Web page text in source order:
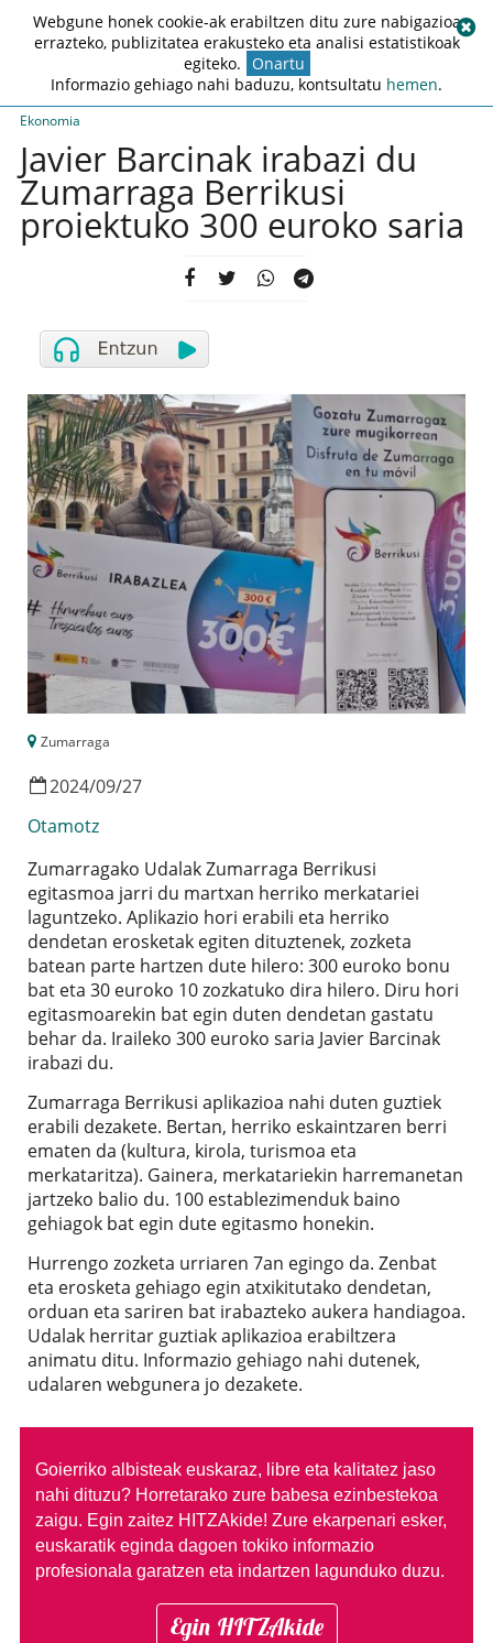
Ekonomia
Javier Barcinak irabazi du
Zumarraga Berrikusi
proiektuko 300 euroko saria
Zumarraga
2024/09/27
Otamotz
Zumarragako Udalak Zumarraga Berrikusi
egitasmoa jarri du martxan herriko merkatariei
laguntzeko. Aplikazio hori erabili eta herriko
dendetan erosketak egiten dituztenek, zozketa
batean parte hartzen dute hilero: 300 euroko bonu
bat eta 30 euroko 10 zozkatuko dira hilero. Diru hori
egitasmoarekin bat egin duten dendetan gastatu
behar da. Iraileko 300 euroko saria Javier Barcinak
irabazi du.
Zumarraga Berrikusi aplikazioa nahi duten guztiek
erabili dezakete. Bertan, herriko eskaintzaren berri
ematen da (kultura, kirola, turismoa eta
merkataritza). Gainera, merkatariekin harremanetan
jartzeko balio du. 100 establezimenduk baino
gehiagok bat egin dute egitasmo honekin.
Hurrengo zozketa urriaren 7an egingo da. Zenbat
eta erosketa gehiago egin atxikitutako dendetan,
orduan eta sariren bat irabazteko aukera handiagoa.
Udalak herritar guztiak aplikazioa erabiltzera
animatu ditu. Informazio gehiago nahi dutenek,
udalaren webgunera jo dezakete.
Goierriko albisteak euskaraz, libre eta kalitatez jaso
nahi dituzu? Horretarako zure babesa ezinbestekoa
zaigu. Egin zaitez HITZAkide! Zure ekarpenari esker,
euskaratik eginda dagoen tokiko informazio
profesionala garatzen eta indartzen lagunduko duzu.
Egin HITZAkide
Webgune honek cookie-ak erabiltzen ditu zure nabigazioa
errazteko, publizitatea erakusteko eta analisi estatistikoak
egiteko. Onartu
Informazio gehiago nahi baduzu, kontsultatu hemen.